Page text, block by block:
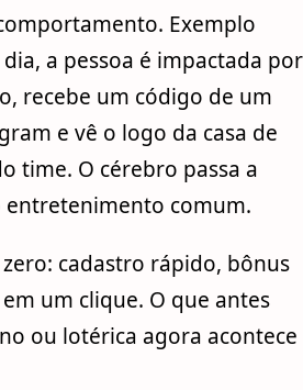
Exemplo
a pessoa é impactada por
recebe um código de um
e vê o logo da casa de
time. O cérebro passa a
comum.
cadastro rápido, bônus
um clique. O que antes
ou lotérica agora acontece